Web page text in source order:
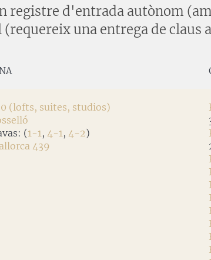
d'entrada autònom
una entrega de claus
(lofts, suites, studios)
(1-1, 4-1, 4-2)
439